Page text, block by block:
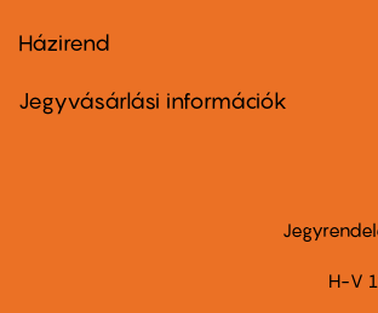
Footer
second
Házirend
Jegyvásárlási információk
H-V